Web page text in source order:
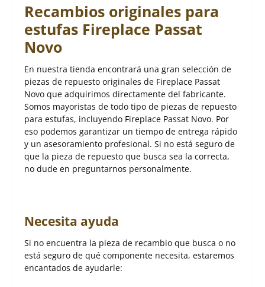
Recambios originales para
estufas Fireplace Passat
Novo
En nuestra tienda encontrará una gran selección de
piezas de repuesto originales de Fireplace Passat
Novo que adquirimos directamente del fabricante.
Somos mayoristas de todo tipo de piezas de repuesto
para estufas, incluyendo Fireplace Passat Novo. Por
eso podemos garantizar un tiempo de entrega rápido
y un asesoramiento profesional. Si no está seguro de
que la pieza de repuesto que busca sea la correcta,
no dude en preguntarnos personalmente.
Necesita ayuda
Si no encuentra la pieza de recambio que busca o no
está seguro de qué componente necesita, estaremos
encantados de ayudarle: